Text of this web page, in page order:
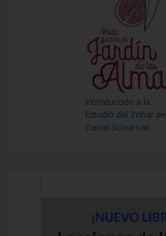
Introducción a la
Estudio del Zohar de
Daniel Schulman